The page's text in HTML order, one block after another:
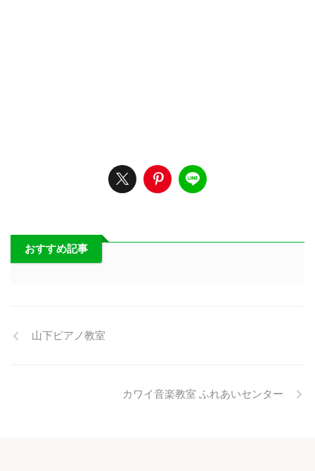
おすすめ記事
山下ピアノ教室
カワイ音楽教室 ふれあいセンター